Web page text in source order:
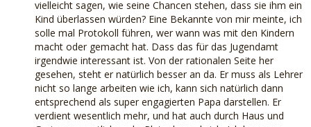
vielleicht sagen, wie seine Chancen stehen, dass sie ihm ein
Kind überlassen würden? Eine Bekannte von mir meinte, ich
solle mal Protokoll führen, wer wann was mit den Kindern
macht oder gemacht hat. Dass das für das Jugendamt
irgendwie interessant ist. Von der rationalen Seite her
gesehen, steht er natürlich besser an da. Er muss als Lehrer
nicht so lange arbeiten wie ich, kann sich natürlich dann
entsprechend als super engagierten Papa darstellen. Er
verdient wesentlich mehr, und hat auch durch Haus und